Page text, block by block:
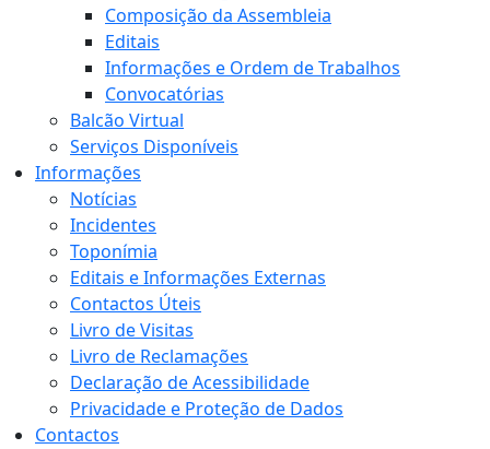
Composição da Assembleia
Editais
Informações e Ordem de Trabalhos
Convocatórias
Balcão Virtual
Serviços Disponíveis
Informações
Notícias
Incidentes
Toponímia
Editais e Informações Externas
Contactos Úteis
Livro de Visitas
Livro de Reclamações
Declaração de Acessibilidade
Privacidade e Proteção de Dados
Contactos